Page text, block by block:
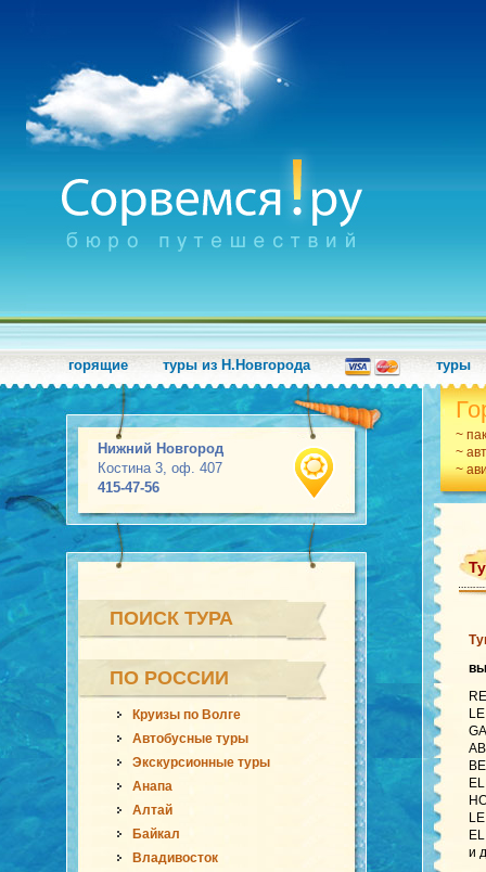
горящие туры из Н.Новгорода туры
Нижний Новгород
Костина 3, оф. 407
415-47-56
~
~
~
ПОИСК ТУРА
ПО РОССИИ
Круизы по Волге
Автобусные туры
Экскурсионные туры
Анапа
Алтай
Байкал
Владивосток
и